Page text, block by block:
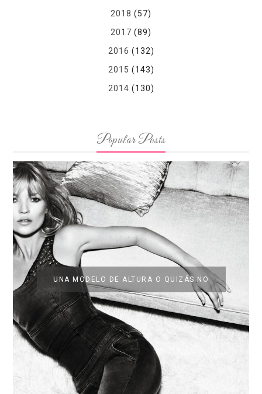
2018 (57)
2017 (89)
2016 (132)
2015 (143)
2014 (130)
Popular Posts
UNA MODELO DE ALTURA O QUIZÁS NO